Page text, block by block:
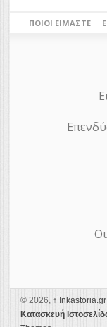
ΠΟΙΟΙ ΕΊΜΑΣΤΕ
© 2026, ↑ Ιnkastoria.gr
Κατασκευή